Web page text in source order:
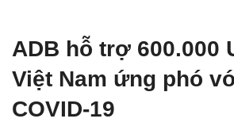
ADB hỗ trợ 600.000
Việt Nam ứng phó
COVID-19